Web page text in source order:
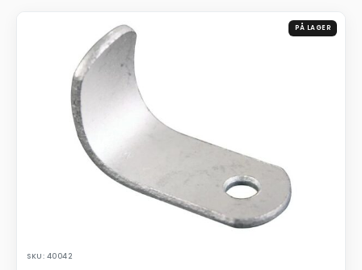
PÅ LAGER
SKU: 40042